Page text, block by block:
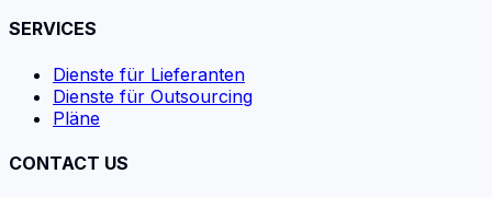
SERVICES
Dienste für Lieferanten
Dienste für Outsourcing
Pläne
CONTACT US